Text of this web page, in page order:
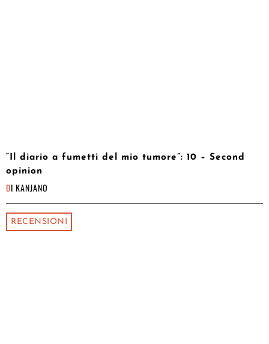
“Il diario a fumetti del mio tumore”: 10 – Second
opinion
DI KANJANO
RECENSIONI